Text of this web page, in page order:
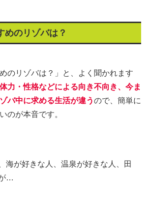
めのリゾバは？
のリゾバは？」と、よく聞かれます
体力・性格などによる向き不向き、 今ま
バ中に求める生活が違うので、簡単に
のが本音です。
海が好きな人、温泉が好きな人、田
…